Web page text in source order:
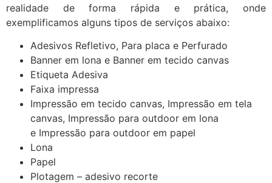
realidade de forma rápida e prática, onde
exemplificamos alguns tipos de serviços abaixo:
Adesivos Refletivo, Para placa e Perfurado
Banner em lona e Banner em tecido canvas
Etiqueta Adesiva
Faixa impressa
Impressão em tecido canvas, Impressão em tela
canvas, Impressão para outdoor em lona
e Impressão para outdoor em papel
Lona
Papel
Plotagem – adesivo recorte